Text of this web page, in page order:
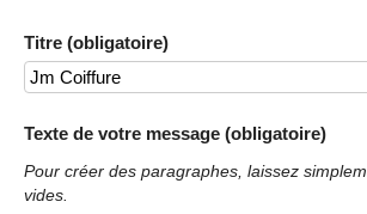
Titre (obligatoire)
Texte de votre message (obligatoire)
Pour créer des paragraphes, laissez
vides.